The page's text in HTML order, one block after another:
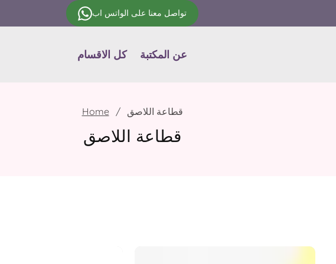
تواصل معنا على الواتس اب
كل الاقسام عن المكتبة
Home قطاعة اللاصق
قطاعة اللاصق